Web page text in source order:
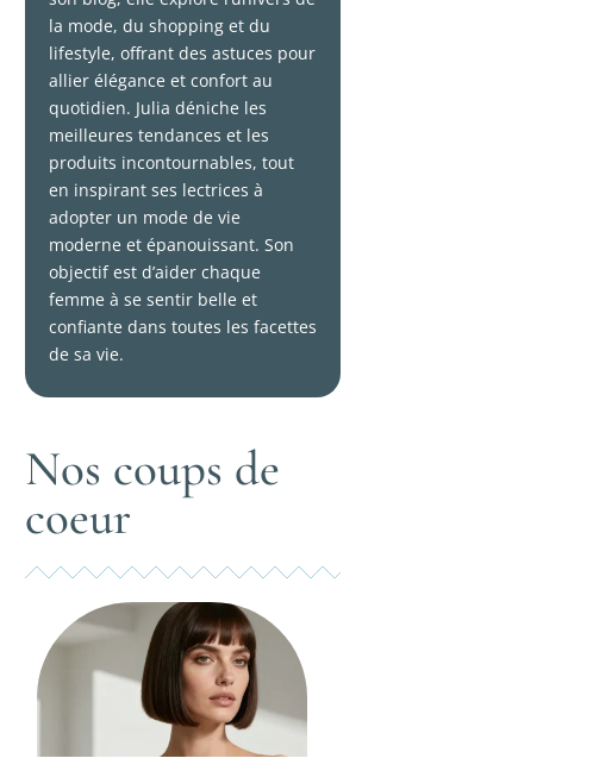
la mode, du shopping et du
lifestyle, offrant des astuces pour
allier élégance et confort au
quotidien. Julia déniche les
meilleures tendances et les
produits incontournables, tout
en inspirant ses lectrices à
adopter un mode de vie
moderne et épanouissant. Son
objectif est d’aider chaque
femme à se sentir belle et
confiante dans toutes les facettes
de sa vie.
Nos coups de
coeur